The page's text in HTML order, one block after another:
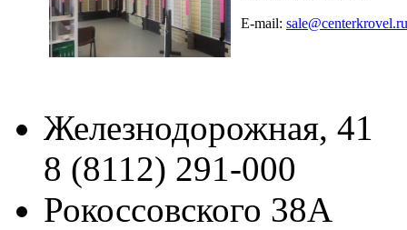
E-mail: sale@centerkrovel.ru
Железнодорожная, 41
8 (8112) 291-000
Рокоссовского 38А